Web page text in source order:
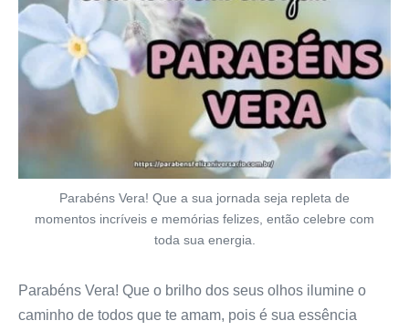
Parabéns Vera! Que a sua jornada seja repleta de
momentos incríveis e memórias felizes, então celebre com
toda sua energia.
Parabéns Vera! Que o brilho dos seus olhos ilumine o
caminho de todos que te amam, pois é sua essência